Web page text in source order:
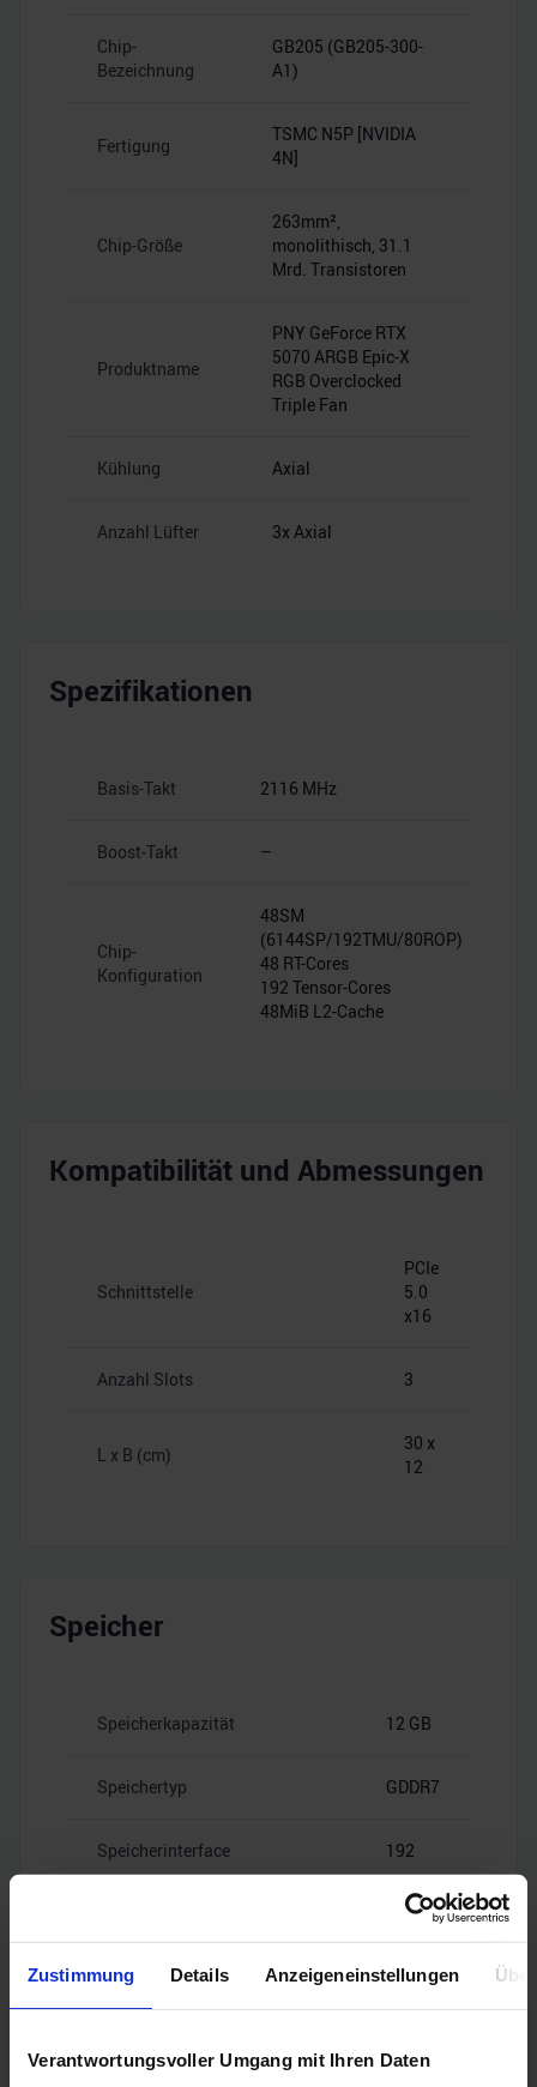
Zustimmung Details Anzeigeneinstellungen
Verantwortungsvoller Umgang mit Ihren Daten
Chip-
Bezeichnung
GB205 (GB205-300-
A1)
Fertigung
TSMC N5P [NVIDIA
4N]
Chip-Größe
263mm²,
monolithisch, 31.1
Mrd. Transistoren
Produktname
PNY GeForce RTX
5070 ARGB Epic-X
RGB Overclocked
Triple Fan
Kühlung Axial
Anzahl Lüfter 3x Axial
Spezifikationen
Basis-Takt 2116 MHz
Boost-Takt –
Chip-
Konfiguration
48SM
(6144SP/192TMU/80ROP)
48 RT-Cores
192 Tensor-Cores
48MiB L2-Cache
Kompatibilität und Abmessungen
Schnittstelle
PCIe
5.0
x16
Anzahl Slots 3
L x B (cm)
30 x
12
Speicher
Speicherkapazität 12 GB
Speichertyp GDDR7
Speicherinterface 192
Gbps